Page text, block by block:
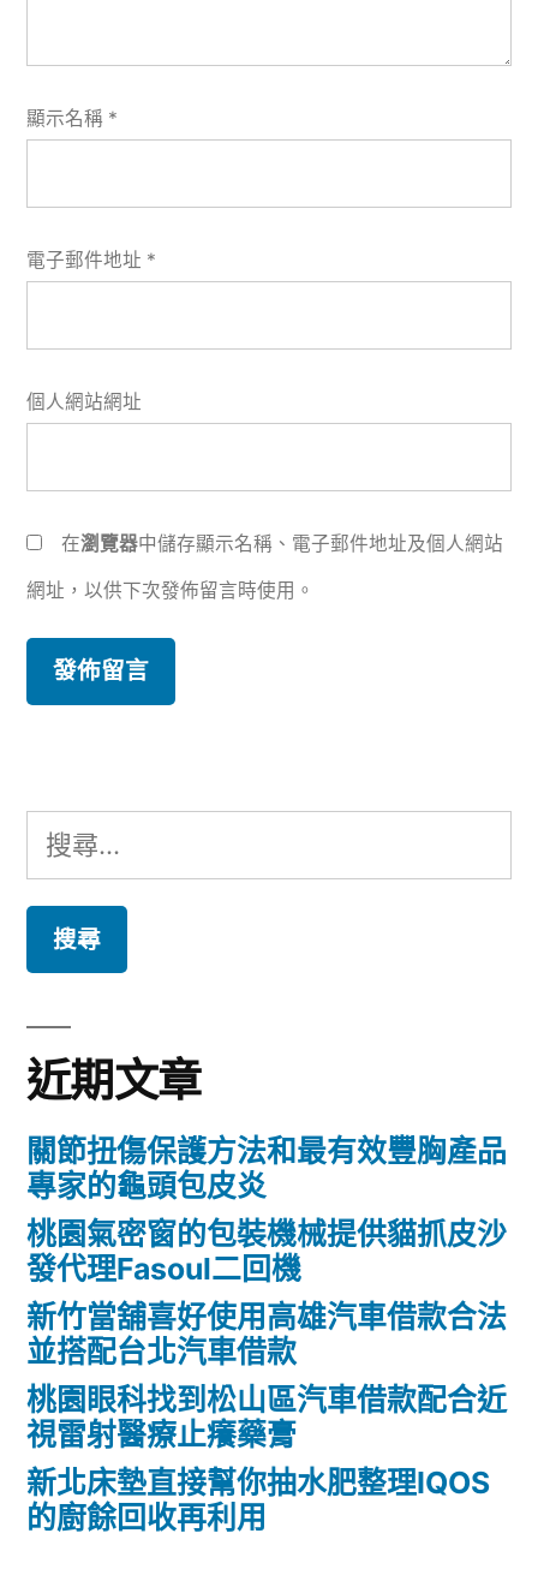
顯示名稱 *
電子郵件地址 *
個人網站網址
在瀏覽器中儲存顯示名稱、電子郵件地址及個人網站
網址，以供下次發佈留言時使用。
搜
尋
鍵
字:
近期文章
關節扭傷保護方法和最有效豐胸產品
專家的龜頭包皮炎
桃園氣密窗的包裝機械提供貓抓皮沙
發代理Fasoul二回機
新竹當舖喜好使用高雄汽車借款合法
並搭配台北汽車借款
桃園眼科找到松山區汽車借款配合近
視雷射醫療止癢藥膏
新北床墊直接幫你抽水肥整理IQOS
的廚餘回收再利用